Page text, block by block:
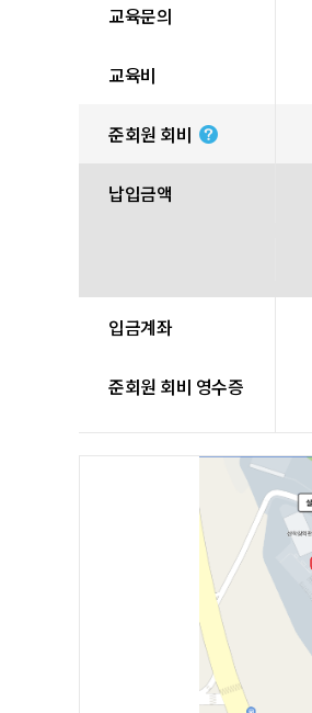
교육문의
교육비
준회원 회비
납입금액
입금계좌
준회원 회비 영수증